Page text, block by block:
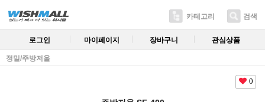
카테고리 검색
로그인 마이페이지 장바구니 관심상품
정밀/주방저울
0